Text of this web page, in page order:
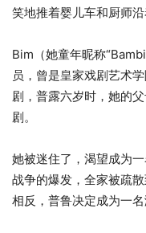
笑地推着婴儿车和厨师沿
Bim（她童年昵称
员，曾是皇家戏剧艺术
剧，普露六岁时，她的
剧。
她被迷住了，渴望成为
战争的爆发，全家被疏
相反，普鲁决定成为一名